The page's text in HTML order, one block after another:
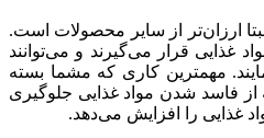
ارزان‌تر از سایر محصولات است.
غذایی قرار می‌گیرند و می‌توانند
مهمترین کاری که مشما بسته
فاسد شدن مواد غذایی جلوگیری
غذایی را افزایش می‌دهد.